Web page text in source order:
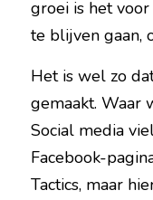
groei is het
te blijven gaan,
Het is wel zo
gemaakt. Waar
Social media
Facebook-
Tactics, maar